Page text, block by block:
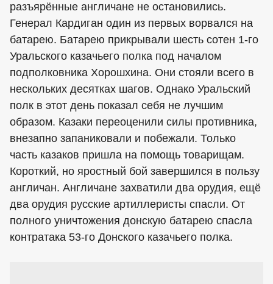
разъярённые англичане не остановились.
Генерал Кардиган один из первых ворвался на
батарею. Батарею прикрывали шесть сотен 1-го
Уральского казачьего полка под началом
подполковника Хорошхина. Они стояли всего в
нескольких десятках шагов. Однако Уральский
полк в этот день показал себя не лучшим
образом. Казаки переоценили силы противника,
внезапно запаниковали и побежали. Только
часть казаков пришла на помощь товарищам.
Короткий, но яростный бой завершился в пользу
англичан. Англичане захватили два орудия, ещё
два орудия русские артиллеристы спасли. От
полного уничтожения донскую батарею спасла
контратака 53-го Донского казачьего полка.